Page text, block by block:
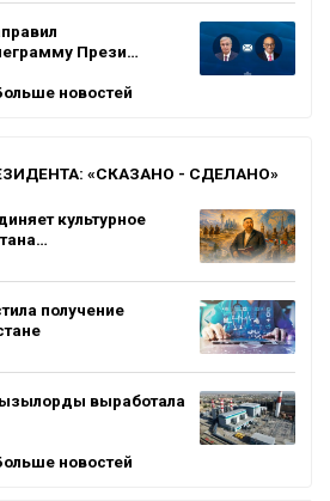
Прези…
новостей
«СКАЗАНО - СДЕЛАНО»
культурное
получение
выработала
новостей